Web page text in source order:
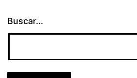
Buscar...